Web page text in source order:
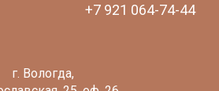
+7 921 064-74-44